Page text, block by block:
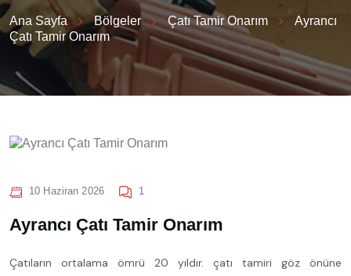
Ana Sayfa Bölgeler Çatı Tamir Onarım
Ayrancı
Çatı Tamir Onarım
10 Haziran 2026 1
Ayrancı Çatı Tamir Onarım
Çatıların ortalama ömrü 20 yıldır. çatı tamiri göz önüne